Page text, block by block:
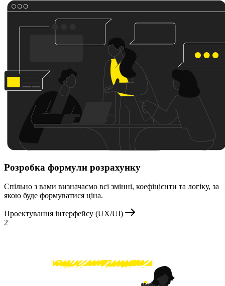
Розробка формули розрахунку
Спільно з вами визначаємо всі змінні, коефіцієнти та логіку, за
якою буде формуватися ціна.
Проектування інтерфейсу (UX/UI)
2